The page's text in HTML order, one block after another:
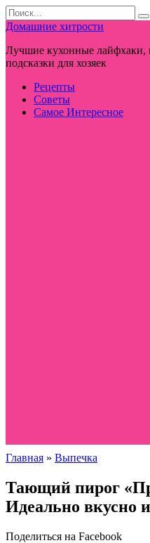
Перейти
к
контенту
Search
for:
Домашние хитрости
Лучшие кухонные лайфхаки,
подсказки для хозяек
Рецепты
Советы
Самое Интересное
Главная » Выпечка
Тающий пирог
Идеально вкусно
Поделиться на Facebook